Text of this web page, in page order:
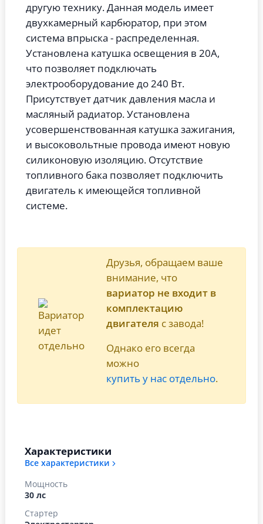
другую технику. Данная модель имеет
двухкамерный карбюратор, при этом
система впрыска - распределенная.
Установлена катушка освещения в 20А,
что позволяет подключать
электрооборудование до 240 Вт.
Присутствует датчик давления масла и
масляный радиатор. Установлена
усовершенствованная катушка зажигания,
и высоковольтные провода имеют новую
силиконовую изоляцию. Отсутствие
топливного бака позволяет подключить
двигатель к имеющейся топливной
системе.
Друзья, обращаем ваше
внимание, что
вариатор не входит в
комплектацию
двигателя с завода!
Однако его всегда
можно
купить у нас отдельно.
Характеристики
Все характеристики
Мощность
30 лс
Стартер